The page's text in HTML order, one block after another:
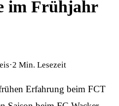
im Frühjahr
·2 Min. Lesezeit
Erfahrung beim FCT